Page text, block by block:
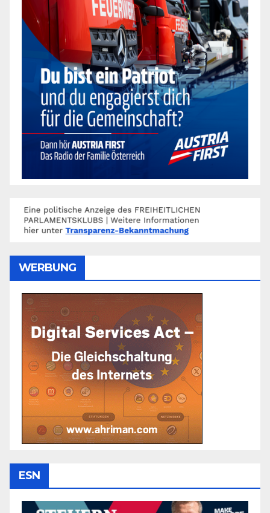
WERBUNG
ESN